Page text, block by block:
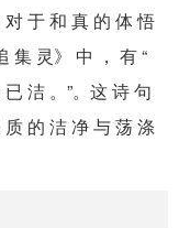
于 和 真 的 体 悟
集 灵》 中 ， 有 “
洁 。”。这 诗 句
的 洁 净 与 荡 涤